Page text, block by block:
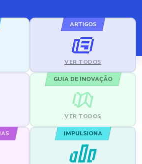
ARTIGOS
VER TODOS
GUIA DE INOVAÇÃO
VER TODOS
IMPULSIONA